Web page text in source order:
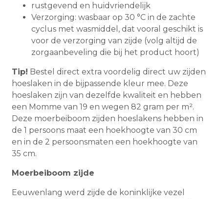
rustgevend en huidvriendelijk
Verzorging: wasbaar op 30 °C in de zachte
cyclus met wasmiddel, dat vooral geschikt is
voor de verzorging van zijde (volg altijd de
zorgaanbeveling die bij het product hoort)
Tip! Bestel direct extra voordelig direct uw zijden
hoeslaken in de bijpassende kleur mee. Deze
hoeslaken zijn van dezelfde kwaliteit en hebben
een Momme van 19 en wegen 82 gram per m².
Deze moerbeiboom zijden hoeslakens hebben in
de 1 persoons maat een hoekhoogte van 30 cm
en in de 2 persoonsmaten een hoekhoogte van
35 cm.
Moerbeiboom zijde
Eeuwenlang werd zijde de koninklijke vezel